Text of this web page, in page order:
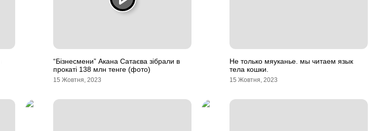
“Бізнесмени” Акана Сатаєва зібрали в
прокаті 138 млн тенге (фото)
15 Жовтня, 2023
Не только мяуканье. мы читаем язык
тела кошки.
15 Жовтня, 2023